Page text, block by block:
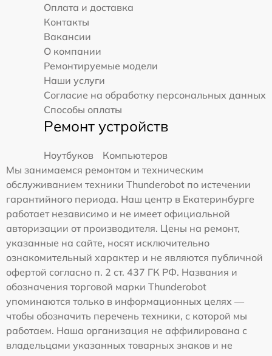
Оплата и доставка
Контакты
Вакансии
О компании
Ремонтируемые модели
Наши услуги
Согласие на обработку персональных данных
Способы оплаты
Ремонт устройств
Ноутбуков
Компьютеров
Мы занимаемся ремонтом и техническим
обслуживанием техники Thunderobot по истечении
гарантийного периода. Наш центр в Екатеринбурге
работает независимо и не имеет официальной
авторизации от производителя. Цены на ремонт,
указанные на сайте, носят исключительно
ознакомительный характер и не являются публичной
офертой согласно п. 2 ст. 437 ГК РФ. Названия и
обозначения торговой марки Thunderobot
упоминаются только в информационных целях —
чтобы обозначить перечень техники, с которой мы
работаем. Наша организация не аффилирована с
владельцами указанных товарных знаков и не